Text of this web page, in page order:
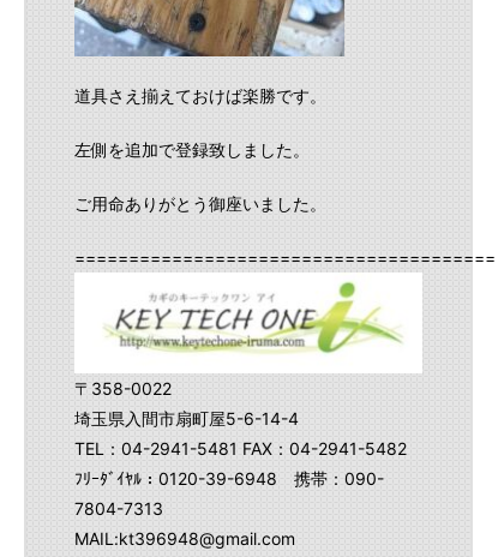
道具さえ揃えておけば楽勝です。
左側を追加で登録致しました。
ご用命ありがとう御座いました。
〒358-0022
埼玉県入間市扇町屋5-6-14-4
TEL：04-2941-5481 FAX：04-2941-5482
ﾌﾘｰﾀﾞｲﾔﾙ：0120-39-6948 携帯：090-
7804-7313
MAIL:kt396948@gmail.com